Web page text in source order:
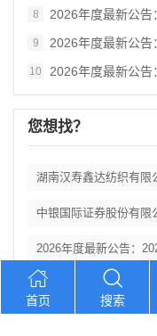
8 2026年度最新公
9 2026年度最新公
10 2026年度最新公
您想找？
湖南汉寿鑫达纺织有限
中银国际证券股份有限
2026年度最新公告：
2026年度最新公告：
首页 搜索